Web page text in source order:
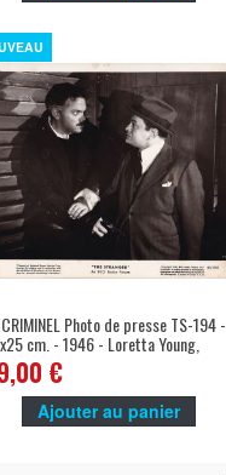
Photo de presse TS-194 -
cm. - 1946 - Loretta Young,
Welles
€
Ajouter au panier